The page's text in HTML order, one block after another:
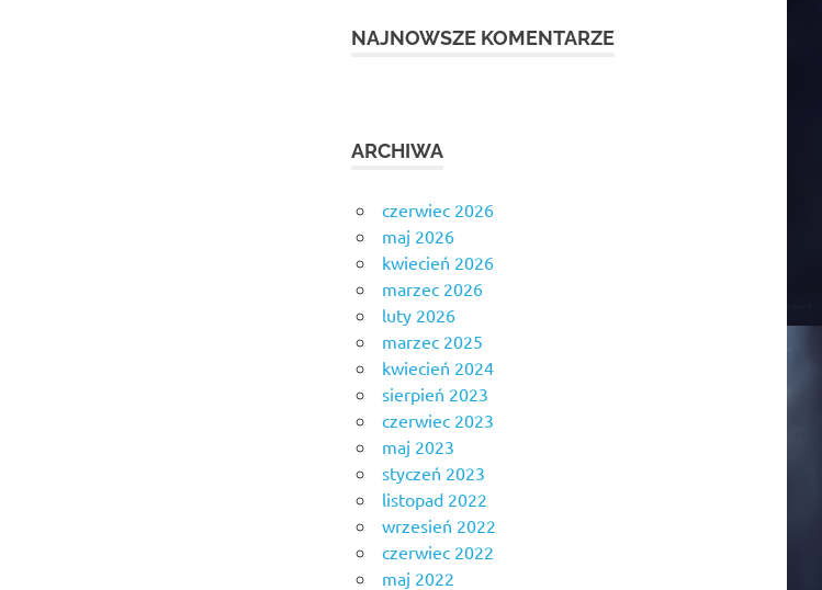
NAJNOWSZE KOMENTARZE
ARCHIWA
czerwiec 2026
maj 2026
kwiecień 2026
marzec 2026
luty 2026
marzec 2025
kwiecień 2024
sierpień 2023
czerwiec 2023
maj 2023
styczeń 2023
listopad 2022
wrzesień 2022
czerwiec 2022
maj 2022